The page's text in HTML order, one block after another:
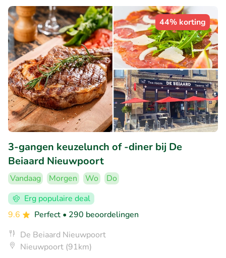
44% korting
3-gangen keuzelunch of -diner bij De
Beiaard Nieuwpoort
Vandaag Morgen Wo
Do
Erg populaire deal
9.6
Perfect • 290 beoordelingen
De Beiaard Nieuwpoort
Nieuwpoort (91km)